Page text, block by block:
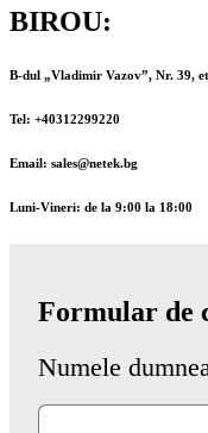
BIROU:
B-dul „Vladimir Vazov”, Nr. 39,
Tel: +40312299220
Email: sales@netek.bg
Luni-Vineri: de la 9:00 la 18:00
Formular de
Numele